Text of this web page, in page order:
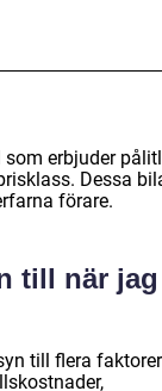
som erbjuder
Dessa
förare.
till när jag
till flera